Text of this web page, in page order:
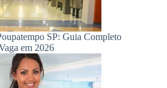
SP: Guia Completo
em 2026